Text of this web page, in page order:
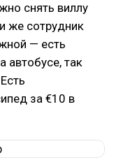
снять виллу
же сотрудник
— есть
автобусе, так
за €10 в